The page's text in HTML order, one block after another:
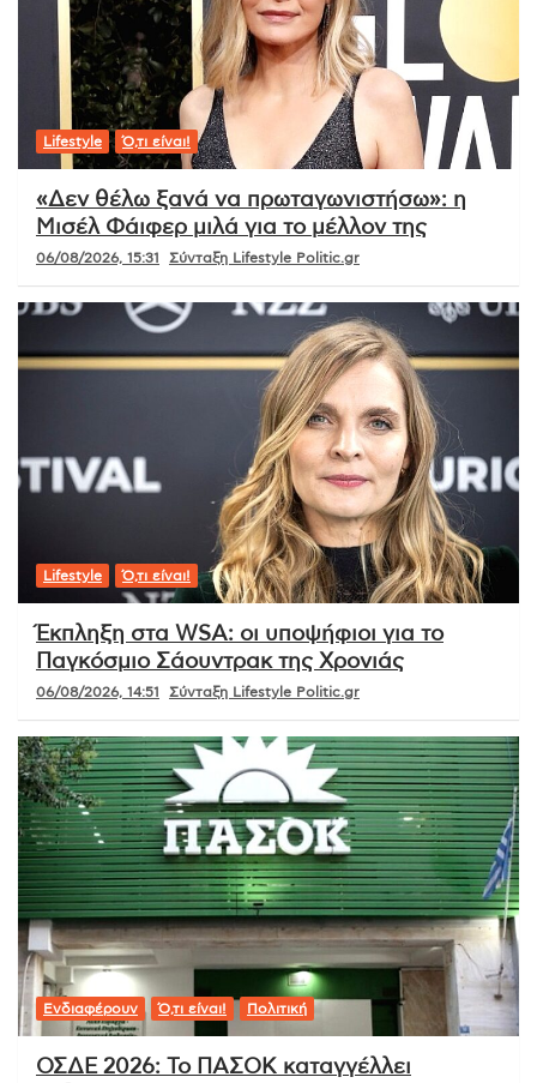
Lifestyle Ό,τι είναι!
«Δεν θέλω ξανά να πρωταγωνιστήσω»: η
Μισέλ Φάιφερ μιλά για το μέλλον της
06/08/2026, 15:31 Σύνταξη Lifestyle Politic.gr
Lifestyle Ό,τι είναι!
Έκπληξη στα WSA: οι υποψήφιοι για το
Παγκόσμιο Σάουντρακ της Χρονιάς
06/08/2026, 14:51 Σύνταξη Lifestyle Politic.gr
Ενδιαφέρουν Ό,τι είναι! Πολιτική
ΟΣΔΕ 2026: Το ΠΑΣΟΚ καταγγέλλει